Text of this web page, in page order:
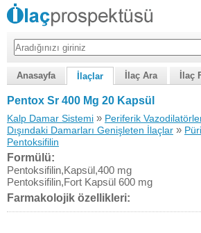
Anasayfa İlaçlar İlaç Ara İlaç
Pentox Sr 400 Mg 20 Kapsül
Kalp Damar Sistemi » Periferik
Dışındaki Damarları Genişleten İlaçlar »
Pentoksifilin
Formülü:
Pentoksifilin,Kapsül,400 mg
Pentoksifilin,Fort Kapsül 600 mg
Farmakolojik özellikleri: